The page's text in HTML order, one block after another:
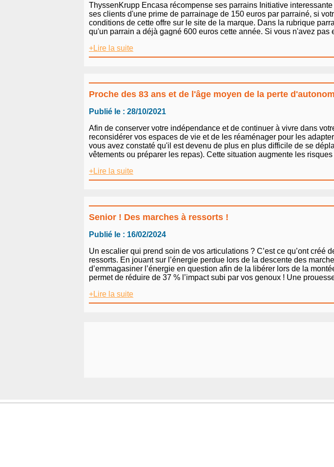
ThyssenKrupp Encasa récompense ses parrains Initiative
ses clients d'une prime de parrainage de 150 euros par parrainé, si
conditions de cette offre sur le site de la marque. Dans la rubrique
qu'un parrain a déjà gagné 600 euros cette année. Si vous n'avez pas
+Lire la suite
Proche des 83 ans et de l'âge moyen de la perte
Publié le : 28/10/2021
Afin de conserver votre indépendance et de continuer à vivre dans
reconsidérer vos espaces de vie et de les réaménager pour les
vous avez constaté qu'il est devenu de plus en plus difficile de se
vêtements ou préparer les repas). Cette situation augmente les
+Lire la suite
Senior ! Des marches à ressorts !
Publié le : 16/02/2024
Un escalier qui prend soin de vos articulations ? C’est ce qu’ont créé
ressorts. En jouant sur l’énergie perdue lors de la descente des
d’emmagasiner l’énergie en question afin de la libérer lors de la
permet de réduire de 37 % l’impact subi par vos genoux ! Une
+Lire la suite